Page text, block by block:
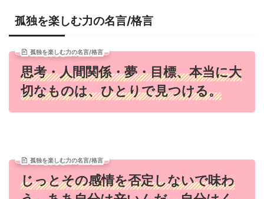
孤独を楽しむ力の名言/格言
孤独を楽しむ力の名言/格言
思考・人間関係・夢・目標、本当に大
切なものは、ひとりで見つける。
孤独を楽しむ力の名言/格言
じっとその感情を否定しないで味わ